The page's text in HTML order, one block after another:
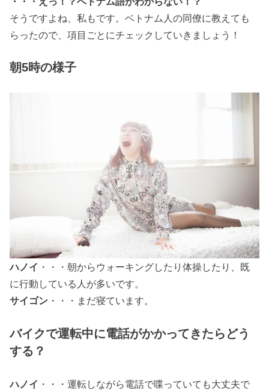
そうですよね、私もです。ベトナム人の同僚に教えても
らったので、項目ごとにチェックしていきましょう！
朝5時の様子
ハノイ ・・・朝からウォーキングしたり体操したり、既
に行動している人が多いです。
サイゴン ・・・まだ寝ています。
バイクで運転中に電話がかかってきたらどう
する？
ハノイ ・・・運転しながら電話で喋っていても大丈夫で